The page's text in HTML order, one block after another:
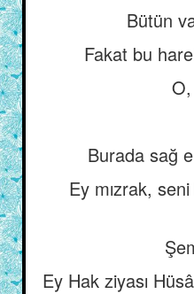
Bütün
Fakat bu
Burada sağ
Ey mızrak,
Ey Hak ziyası